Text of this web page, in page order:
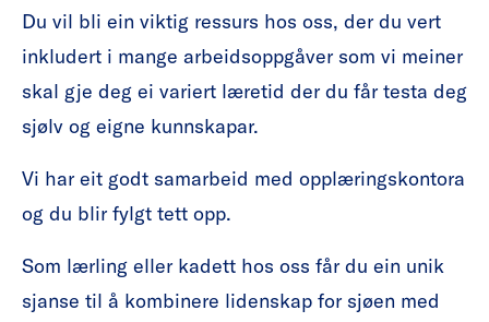
Du vil bli ein viktig ressurs hos oss, der du vert
inkludert i mange arbeidsoppgåver som vi meiner
skal gje deg ei variert læretid der du får testa deg
sjølv og eigne kunnskapar.
Vi har eit godt samarbeid med opplæringskontora
og du blir fylgt tett opp.
Som lærling eller kadett hos oss får du ein unik
sjanse til å kombinere lidenskap for sjøen med